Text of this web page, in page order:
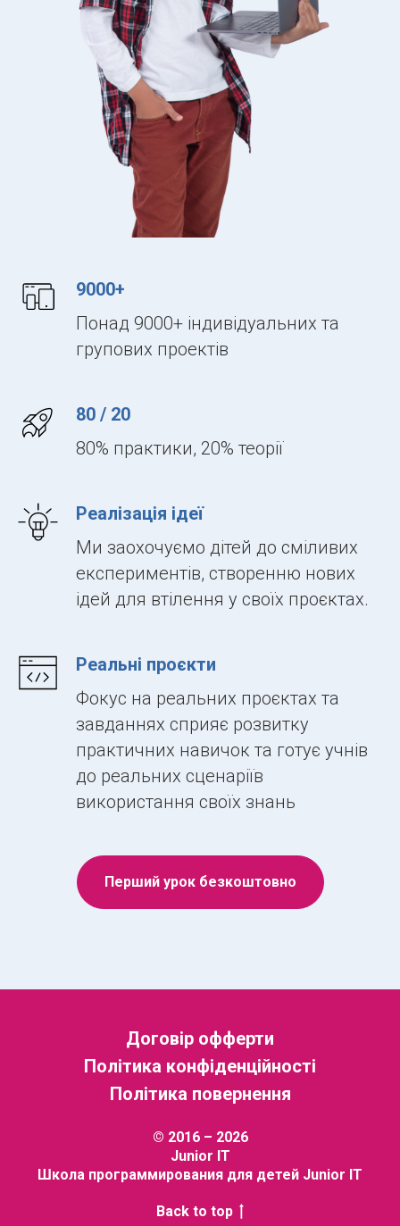
9000+
Понад 9000+ індивідуальних та
групових проектів
80 / 20
80% практики, 20% теорії
Реалізація ідеї
Ми заохочуємо дітей до сміливих
експериментів, створенню нових
ідей для втілення у своїх проєктах.
Реальні проєкти
Фокус на реальних проєктах та
завданнях сприяє розвитку
практичних навичок та готує учнів
до реальних сценаріїв
використання своїх знань
Перший урок безкоштовно
Договір офферти
Політика конфіденційності
Політика повернення
© 2016 – 2026
Junior IT
Школа программирования для детей Junior IT
Back to top